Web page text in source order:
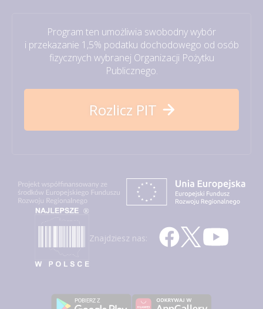
Program ten umożliwia swobodny wybór
i przekazanie 1,5% podatku dochodowego od osób
fizycznych wybranej Organizacji Pożytku
Publicznego.
Rozlicz PIT
Znajdziesz nas: